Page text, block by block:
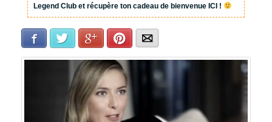
Legend Club et récupère ton cadeau de bienvenue ICI !
Facebook Twitter Google+Pinterest